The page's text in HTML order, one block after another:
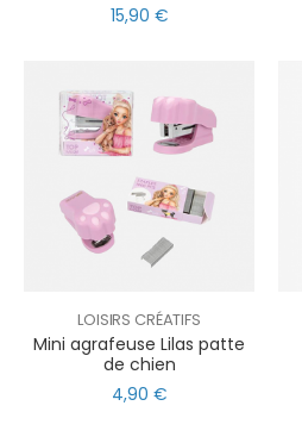
15,90 €
LOISIRS CRÉATIFS
Mini agrafeuse Lilas patte
de chien
4,90 €